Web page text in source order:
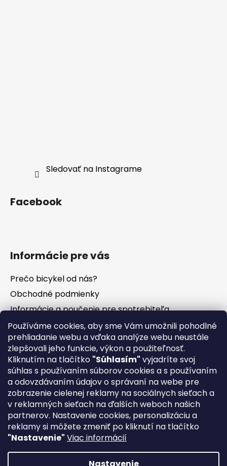
Používáme cookies, aby sme Vám umožnili pohodlné
prehliadanie webu a vďaka analýze webu neustále
zlepšovali jeho funkcie, výkon a použiteľnosť.
Kliknutím na tlačítko "Súhlasím" vyjadríte svoj
súhlas s používaním súborov cookies a s používaním
a odovzdávaním údajov o správaní na webe pre
zobrazenie cielenej reklamy na sociálnych sieťach a
v reklamných sieťach na ďalších weboch našich
partnerov. Nastavenie cookies, personalizáciu a
reklamy si môžete zmeniť po kliknutí na tlačítko
"Nastavenie" Viac informácií
Sledovať na Instagrame
Facebook
Informácie pre vás
Prečo bicykel od nás?
Obchodné podmienky
Informácie a poučenie pre spotrebiteľa
Vrátenie tovaru - odstúpenie od zmluvy
Ochrana osobných údajov
Súbory cookies
Formuláre na stiahnutie
Reklamačný poriadok
Napíšte nám
Kontakty
Servis